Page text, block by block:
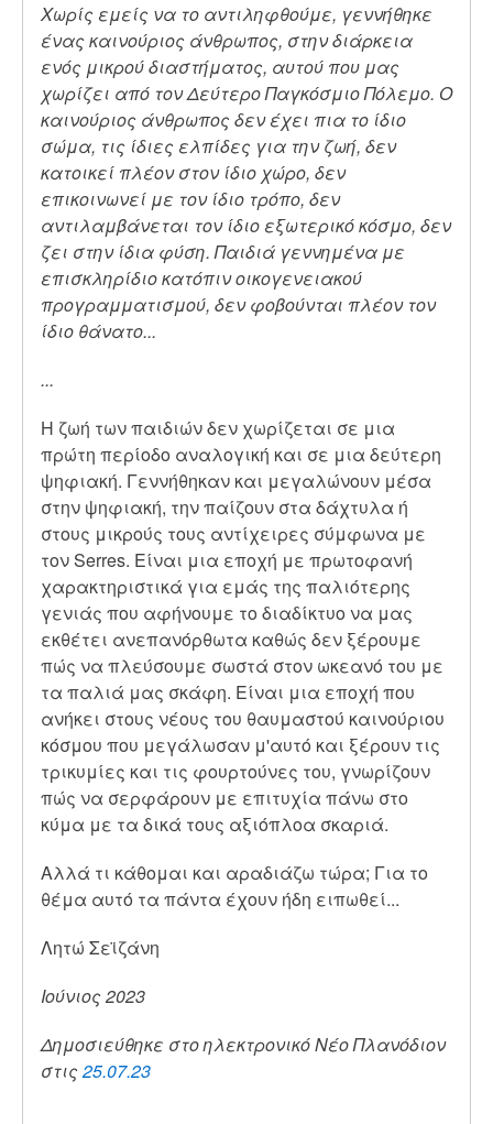
Χωρίς εμείς να το αντιληφθούμε, γεννήθηκε
ένας καινούριος άνθρωπος, στην διάρκεια
ενός μικρού διαστήματος, αυτού που μας
χωρίζει από τον Δεύτερο Παγκόσμιο Πόλεμο. Ο
καινούριος άνθρωπος δεν έχει πια το ίδιο
σώμα, τις ίδιες ελπίδες για την ζωή, δεν
κατοικεί πλέον στον ίδιο χώρο, δεν
επικοινωνεί με τον ίδιο τρόπο, δεν
αντιλαμβάνεται τον ίδιο εξωτερικό κόσμο, δεν
ζει στην ίδια φύση. Παιδιά γεννημένα με
επισκληρίδιο κατόπιν οικογενειακού
προγραμματισμού, δεν φοβούνται πλέον τον
ίδιο θάνατο...
...
Η ζωή των παιδιών δεν χωρίζεται σε μια
πρώτη περίοδο αναλογική και σε μια δεύτερη
ψηφιακή. Γεννήθηκαν και μεγαλώνουν μέσα
στην ψηφιακή, την παίζουν στα δάχτυλα ή
στους μικρούς τους αντίχειρες σύμφωνα με
τον Serres. Είναι μια εποχή με πρωτοφανή
χαρακτηριστικά για εμάς της παλιότερης
γενιάς που αφήνουμε το διαδίκτυο να μας
εκθέτει ανεπανόρθωτα καθώς δεν ξέρουμε
πώς να πλεύσουμε σωστά στον ωκεανό του με
τα παλιά μας σκάφη. Είναι μια εποχή που
ανήκει στους νέους του θαυμαστού καινούριου
κόσμου που μεγάλωσαν μ'αυτό και ξέρουν τις
τρικυμίες και τις φουρτούνες του, γνωρίζουν
πώς να σερφάρουν με επιτυχία πάνω στο
κύμα με τα δικά τους αξιόπλοα σκαριά.
Αλλά τι κάθομαι και αραδιάζω τώρα; Για το
θέμα αυτό τα πάντα έχουν ήδη ειπωθεί...
Λητώ Σεϊζάνη
Ιούνιος 2023
Δημοσιεύθηκε στο ηλεκτρονικό Νέο Πλανόδιον
στις25.07.23